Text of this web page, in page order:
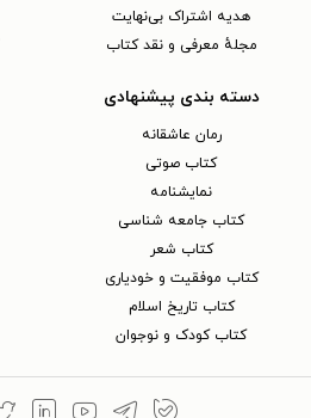
هدیه اشتراک بی‌نهایت
مجلهٔ معرفی و نقد کتاب
دسته بندی پیشنهادی
رمان عاشقانه
کتاب‌ صوتی
نمایشنامه
کتاب جامعه شناسی
کتاب شعر
کتاب موفقیت و خودیاری
کتاب تاریخ اسلام
کتاب کودک و نوجوان